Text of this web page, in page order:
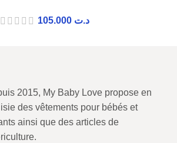
د.ت
2015, My Baby Love propose en
des vêtements pour bébés et
ainsi que des articles de